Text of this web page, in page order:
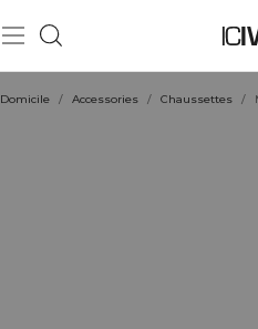
Domicile / Accessories / Chaussettes /